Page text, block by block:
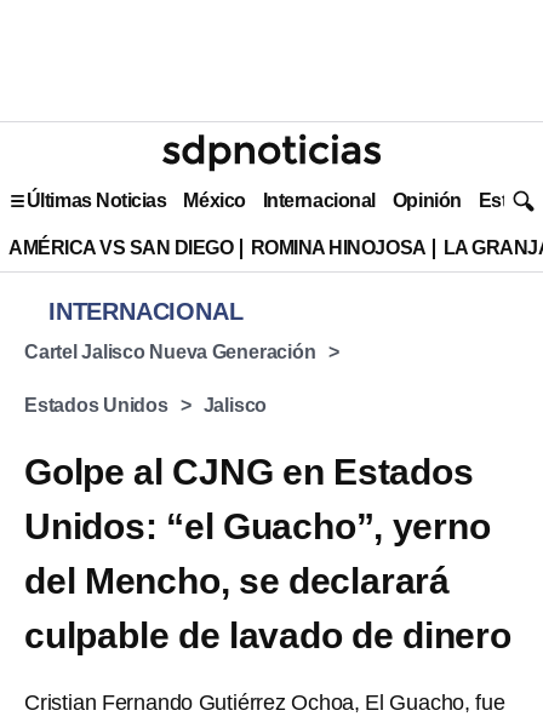
Últimas Noticias México Internacional Opinión Estilo
AMÉRICA VS SAN DIEGO ROMINA HINOJOSA LA
INTERNACIONAL
Cartel Jalisco Nueva Generación
Estados Unidos Jalisco
Golpe al CJNG en Estados
Unidos: “el Guacho”, yerno
del Mencho, se declarará
culpable de lavado de dinero
Cristian Fernando Gutiérrez Ochoa, El Guacho, fue